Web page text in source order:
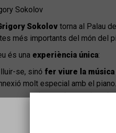
Sokolov
Sokolov torna al Palau
més importants del món del
és una experiència única:
se, sinó fer viure la
molt especial amb el piano.
que no és només escoltar